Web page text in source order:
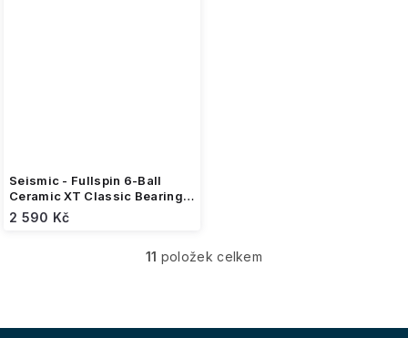
Seismic - Fullspin 6-Ball
Ceramic XT Classic Bearings
- ložiska (8 kusů)
2 590 Kč
O
d
11 položek celkem